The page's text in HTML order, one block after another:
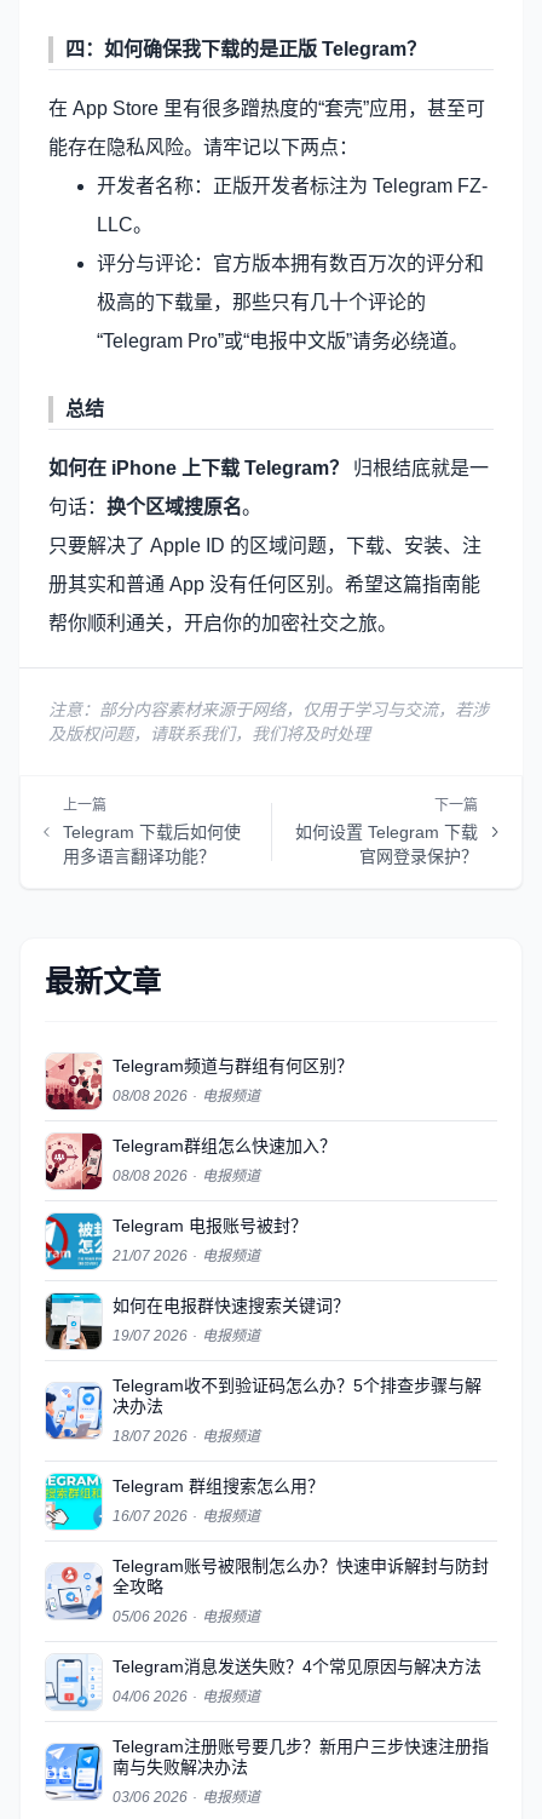
四：如何确保我下载的是正版 Telegram？
在 App Store 里有很多蹭热度的“套壳”应用，甚至可
能存在隐私风险。请牢记以下两点：
开发者名称：正版开发者标注为 Telegram FZ-
LLC。
评分与评论：官方版本拥有数百万次的评分和
极高的下载量，那些只有几十个评论的
“Telegram Pro”或“电报中文版”请务必绕道。
总结
如何在 iPhone 上下载 Telegram？
归根结底就是一
句话： 换个区域搜原名。
只要解决了 Apple ID 的区域问题，下载、安装、注
册其实和普通 App 没有任何区别。希望这篇指南能
帮你顺利通关，开启你的加密社交之旅。
注意：部分内容素材来源于网络，仅用于学习与交流，若涉
及版权问题，请联系我们，我们将及时处理
上一篇
Telegram 下载后如何使
用多语言翻译功能？
下一篇
如何设置 Telegram 下载
官网登录保护？
最新文章
Telegram频道与群组有何区别？
08/08 2026 · 电报频道
Telegram群组怎么快速加入？
08/08 2026 · 电报频道
Telegram 电报账号被封？
21/07 2026 · 电报频道
如何在电报群快速搜索关键词？
19/07 2026 · 电报频道
Telegram收不到验证码怎么办？5个排查步骤与解
决办法
18/07 2026 · 电报频道
Telegram 群组搜索怎么用？
16/07 2026 · 电报频道
Telegram账号被限制怎么办？快速申诉解封与防封
全攻略
05/06 2026 · 电报频道
Telegram消息发送失败？4个常见原因与解决方法
04/06 2026 · 电报频道
Telegram注册账号要几步？新用户三步快速注册指
南与失败解决办法
03/06 2026 · 电报频道